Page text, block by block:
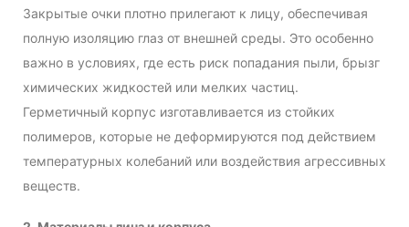
Закрытые очки плотно прилегают к лицу, обеспечивая
полную изоляцию глаз от внешней среды. Это особенно
важно в условиях, где есть риск попадания пыли, брызг
химических жидкостей или мелких частиц.
Герметичный корпус изготавливается из стойких
полимеров, которые не деформируются под действием
температурных колебаний или воздействия агрессивных
веществ.